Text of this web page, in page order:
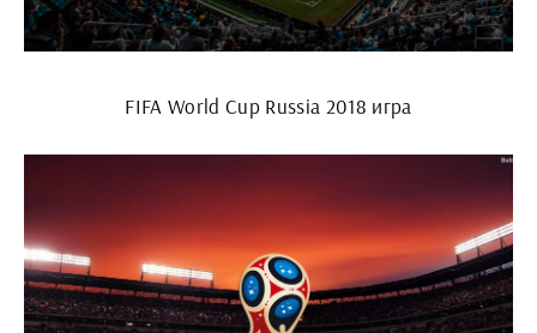
FIFA World Cup Russia 2018 игра